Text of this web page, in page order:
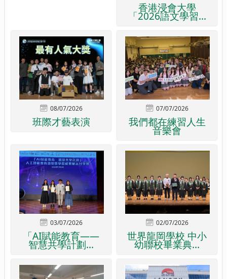
香港浸會大學
「2026語文學習...
08/07/2026
班際才藝表演
07/07/2026
我們都在練習人生
音樂會
03/07/2026
「AI賦能教育——
智慧共學計劃...
02/07/2026
世界龍岡學校 中小
幼聯校畢業典...